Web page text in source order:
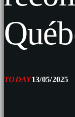
TODAY13/05/2025